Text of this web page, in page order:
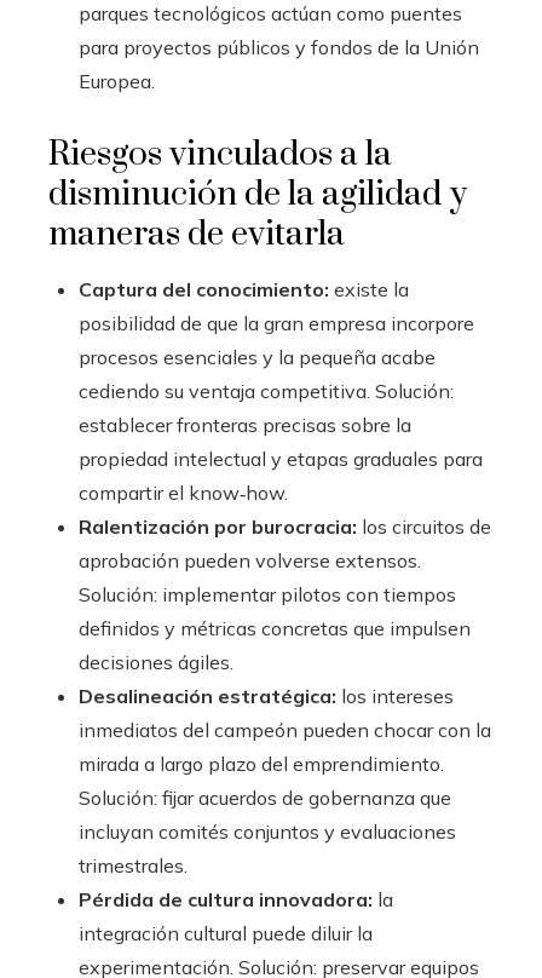
parques tecnológicos actúan como puentes
para proyectos públicos y fondos de la Unión
Europea.
Riesgos vinculados a la
disminución de la agilidad y
maneras de evitarla
Captura del conocimiento: existe la
posibilidad de que la gran empresa incorpore
procesos esenciales y la pequeña acabe
cediendo su ventaja competitiva. Solución:
establecer fronteras precisas sobre la
propiedad intelectual y etapas graduales para
compartir el know‑how.
Ralentización por burocracia: los circuitos de
aprobación pueden volverse extensos.
Solución: implementar pilotos con tiempos
definidos y métricas concretas que impulsen
decisiones ágiles.
Desalineación estratégica: los intereses
inmediatos del campeón pueden chocar con la
mirada a largo plazo del emprendimiento.
Solución: fijar acuerdos de gobernanza que
incluyan comités conjuntos y evaluaciones
trimestrales.
Pérdida de cultura innovadora: la
integración cultural puede diluir la
experimentación. Solución: preservar equipos